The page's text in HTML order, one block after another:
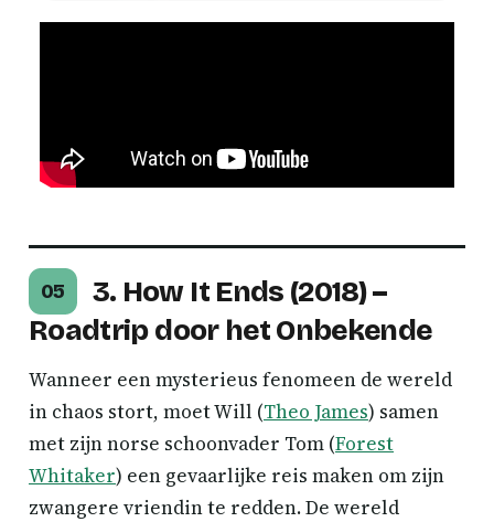
05
3. How It Ends (2018) –
Roadtrip door het Onbekende
Wanneer een mysterieus fenomeen de wereld
in chaos stort, moet Will (Theo James) samen
met zijn norse schoonvader Tom (Forest
Whitaker) een gevaarlijke reis maken om zijn
zwangere vriendin te redden. De wereld